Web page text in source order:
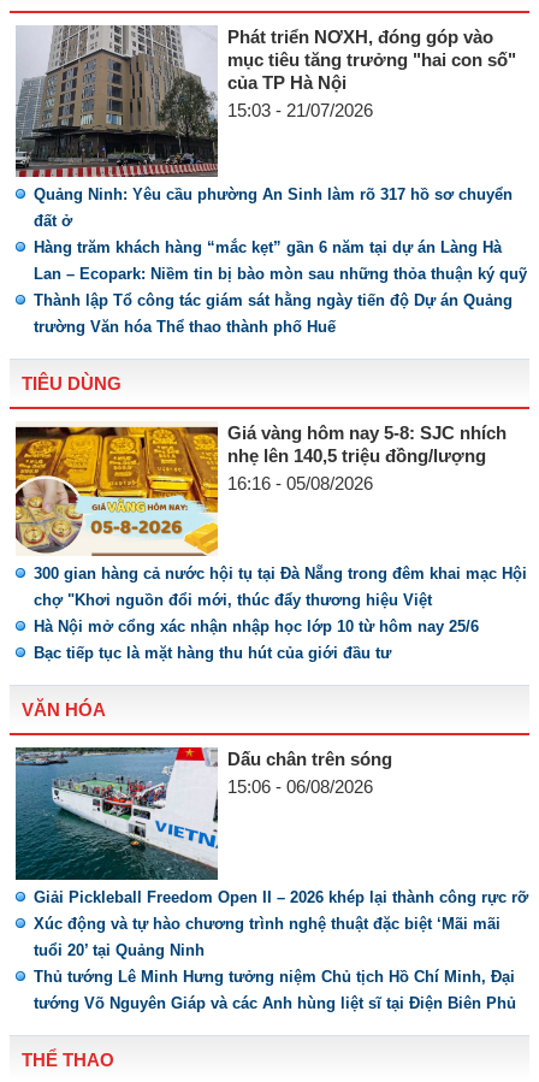
Phát triển NƠXH, đóng góp vào
mục tiêu tăng trưởng "hai con số"
của TP Hà Nội
15:03 - 21/07/2026
Quảng Ninh: Yêu cầu phường An Sinh làm rõ 317 hồ sơ chuyển
đất ở
Hàng trăm khách hàng “mắc kẹt” gần 6 năm tại dự án Làng Hà
Lan – Ecopark: Niềm tin bị bào mòn sau những thỏa thuận ký quỹ
Thành lập Tổ công tác giám sát hằng ngày tiến độ Dự án Quảng
trường Văn hóa Thể thao thành phố Huế
TIÊU DÙNG
Giá vàng hôm nay 5-8: SJC nhích
nhẹ lên 140,5 triệu đồng/lượng
16:16 - 05/08/2026
300 gian hàng cả nước hội tụ tại Đà Nẵng trong đêm khai mạc Hội
chợ "Khơi nguồn đổi mới, thúc đẩy thương hiệu Việt
Hà Nội mở cổng xác nhận nhập học lớp 10 từ hôm nay 25/6
Bạc tiếp tục là mặt hàng thu hút của giới đầu tư
VĂN HÓA
Dấu chân trên sóng
15:06 - 06/08/2026
Giải Pickleball Freedom Open II – 2026 khép lại thành công rực rỡ
Xúc động và tự hào chương trình nghệ thuật đặc biệt ‘Mãi mãi
tuổi 20’ tại Quảng Ninh
Thủ tướng Lê Minh Hưng tưởng niệm Chủ tịch Hồ Chí Minh, Đại
tướng Võ Nguyên Giáp và các Anh hùng liệt sĩ tại Điện Biên Phủ
THỂ THAO